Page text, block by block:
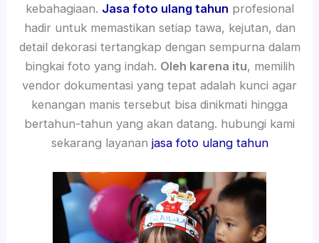
kebahagiaan. Jasa foto ulang tahun profesional
hadir untuk memastikan setiap tawa, kejutan, dan
detail dekorasi tertangkap dengan sempurna dalam
bingkai foto yang indah. Oleh karena itu, memilih
vendor dokumentasi yang tepat adalah kunci agar
kenangan manis tersebut bisa dinikmati hingga
bertahun-tahun yang akan datang. hubungi kami
sekarang layanan jasa foto ulang tahun